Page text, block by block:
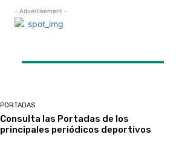
- Advertisement -
PORTADAS
Consulta las Portadas de los
principales periódicos deportivos